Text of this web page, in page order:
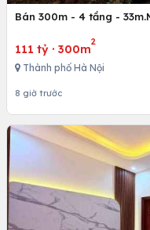
Bán 300m - 4 tầng -
111 tỷ · 300m
2
Thành phố Hà Nội
8 giờ trước